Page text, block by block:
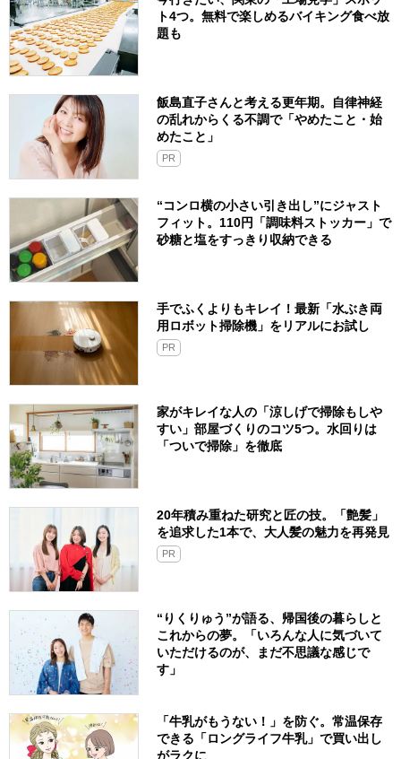
ト4つ。無料で楽しめるバイキング食べ放
題も
飯島直子さんと考える更年期。自律神経
の乱れからくる不調で「やめたこと・始
めたこと」
PR
“コンロ横の小さい引き出し”にジャスト
フィット。110円「調味料ストッカー」で
砂糖と塩をすっきり収納できる
手でふくよりもキレイ！最新「水ぶき両
用ロボット掃除機」をリアルにお試し
PR
家がキレイな人の「涼しげで掃除もしや
すい」部屋づくりのコツ5つ。水回りは
「ついで掃除」を徹底
20年積み重ねた研究と匠の技。「艶髪」
を追求した1本で、大人髪の魅力を再発見
PR
“りくりゅう”が語る、帰国後の暮らしと
これからの夢。「いろんな人に気づいて
いただけるのが、まだ不思議な感じで
す」
「牛乳がもうない！」を防ぐ。常温保存
できる「ロングライフ牛乳」で買い出し
がラクに